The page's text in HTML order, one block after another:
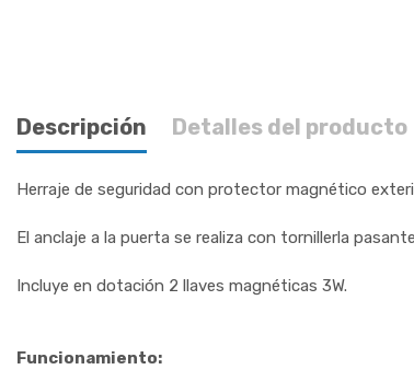
Descripción Detalles del producto
Herraje de seguridad con protector magnético
El anclaje a la puerta se realiza con tornillerla
Incluye en dotación 2 llaves magnéticas 3W.
Funcionamiento: